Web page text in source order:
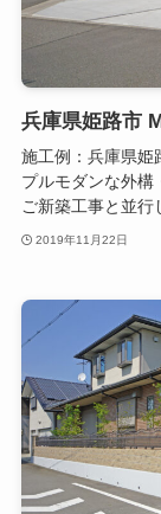
兵庫県姫路市
施工例：兵庫県
プルモダンな外構
ご新築工事と並行
2019年11月22日